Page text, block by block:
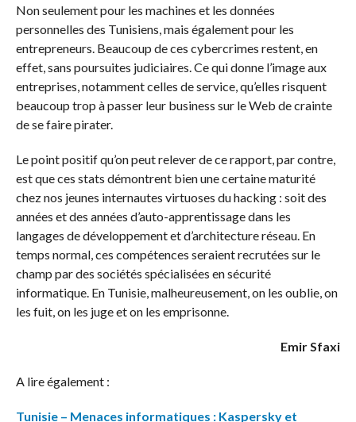
Non seulement pour les machines et les données
personnelles des Tunisiens, mais également pour les
entrepreneurs. Beaucoup de ces cybercrimes restent, en
effet, sans poursuites judiciaires. Ce qui donne l’image aux
entreprises, notamment celles de service, qu’elles risquent
beaucoup trop à passer leur business sur le Web de crainte
de se faire pirater.
Le point positif qu’on peut relever de ce rapport, par contre,
est que ces stats démontrent bien une certaine maturité
chez nos jeunes internautes virtuoses du hacking : soit des
années et des années d’auto-apprentissage dans les
langages de développement et d’architecture réseau. En
temps normal, ces compétences seraient recrutées sur le
champ par des sociétés spécialisées en sécurité
informatique. En Tunisie, malheureusement, on les oublie, on
les fuit, on les juge et on les emprisonne.
Emir Sfaxi
A lire également :
Tunisie – Menaces informatiques : Kaspersky et